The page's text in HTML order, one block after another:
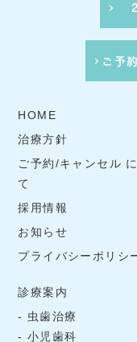
ご予
HOME
治療方針
ご予約/キャンセル
て
採用情報
お知らせ
プライバシーポリシ
診療案内
虫歯治療
小児歯科